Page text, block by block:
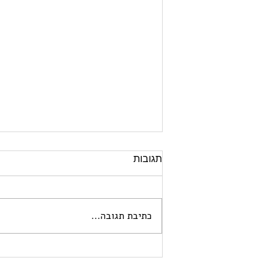
אימות מטא Meta - מה
תגובות
כתיבת תגובה...